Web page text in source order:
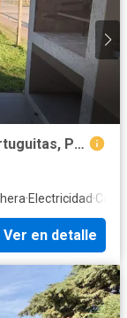
Duplex en Alquiler, 3 Dormitorios, Tortuguitas, Parque propio.
·Electricidad·
Ver en detalle